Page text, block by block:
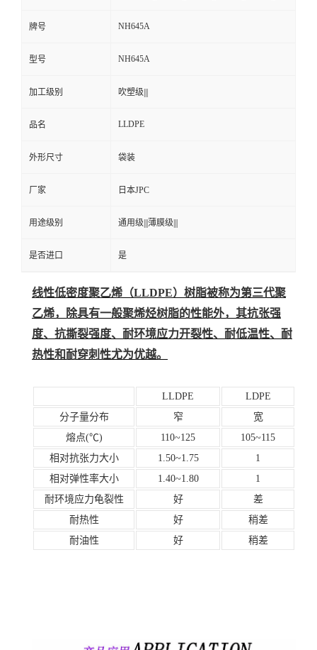
牌号 NH645A
型号 NH645A
加工级别 吹塑级|||
品名 LLDPE
外形尺寸 袋装
厂家 日本JPC
用途级别 通用级|||薄膜级|||
是否进口 是
线性低密度聚乙烯（LLDPE）树脂被称为第三代聚
乙烯，除具有一般聚烯烃树脂的性能外，其抗张强
度、抗撕裂强度、耐环境应力开裂性、耐低温性、耐
热性和耐穿刺性尤为优越。
LLDPE
LDPE
分子量分布
窄
宽
熔点(℃)
110~125
105~115
相对抗张力大小
1.50~1.75
1
相对弹性率大小
1.40~1.80
1
耐环境应力龟裂性
好
差
耐热性
好
稍差
耐油性
好 稍差